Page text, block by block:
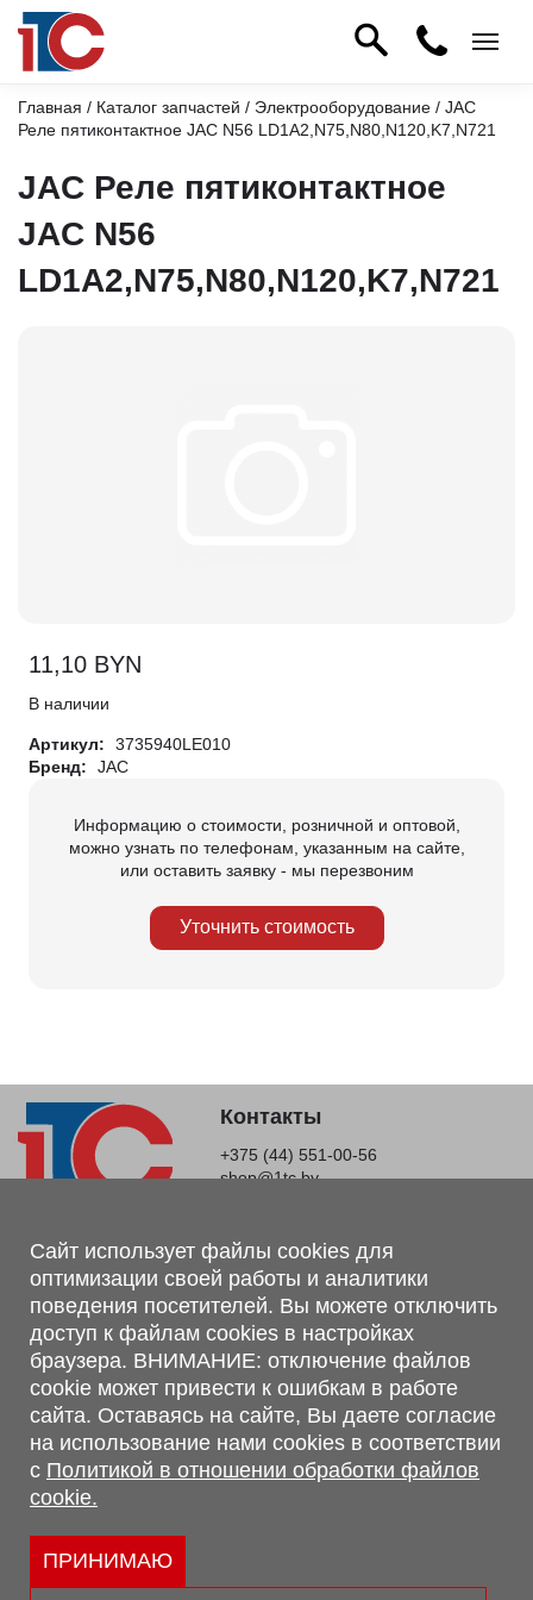
Главная / Каталог запчастей / Электрооборудование / JAC
Реле пятиконтактное JAC N56 LD1A2,N75,N80,N120,K7,N721
JAC Реле пятиконтактное
JAC N56
LD1A2,N75,N80,N120,K7,N721
11,10 BYN
В наличии
Артикул:
3735940LE010
Бренд:
JAC
Информацию о стоимости, розничной и оптовой,
можно узнать по телефонам, указанным на сайте,
или оставить заявку - мы перезвоним
Уточнить стоимость
Контакты
+375 (44) 551-00-56
shop@1tc.by
Магазин, склад
г. Минск, Минский р-н, п. Привольный, ул. Мира, 20А,
223062
г. Брест, ул. Лейтенанта Рябцева, 108 В, 224701
Обращаем Ваше внимание, что вся предоставленная на сайте
информация, касающаяся комплектаций, технических
характеристик, цветовых сочетаний, а также стоимости и
сервисного обслуживания носит информационный характер и
не является публичной офертой, определяемой п.2 ст.407
Гражданского кодекса Республики Беларусь.
Политика обработки персональных данных
Политикой в отношении обработки файлов cookie.
Сайт использует файлы cookies для
оптимизации своей работы и аналитики
поведения посетителей. Вы можете отключить
доступ к файлам cookies в настройках
браузера. ВНИМАНИЕ: отключение файлов
cookie может привести к ошибкам в работе
сайта. Оставаясь на сайте, Вы даете согласие
на использование нами cookies в соответствии
с Политикой в отношении обработки файлов
cookie.
ПРИНИМАЮ